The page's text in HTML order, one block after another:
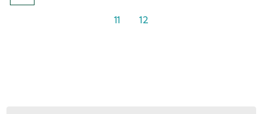
11 12